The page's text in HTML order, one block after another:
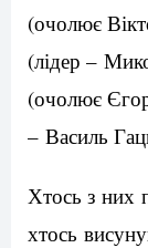
(очолює
(лідер –
(очолює
– Василь
Хтось з них
хтось